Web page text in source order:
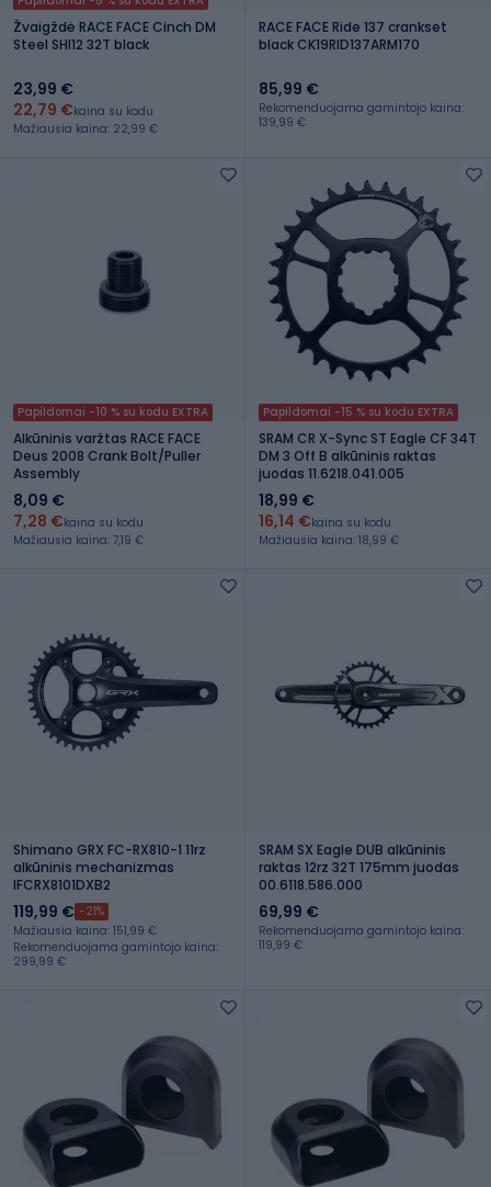
Žvaigždė RACE FACE Cinch DM
Steel SHI12 32T black
23,99 €
22,79 €kaina su kodu
Mažiausia kaina: 22,99 €
RACE FACE Ride 137 crankset
black CK19RID137ARM170
85,99 €
Rekomenduojama gamintojo kaina:
139,99 €
Papildomai -10 % su kodu EXTRA
Alkūninis varžtas RACE FACE
Deus 2008 Crank Bolt/Puller
Assembly
8,09 €
7,28 €kaina su kodu
Mažiausia kaina: 7,19 €
Papildomai -15 % su kodu EXTRA
SRAM CR X-Sync ST Eagle CF 34T
DM 3 Off B alkūninis raktas
juodas 11.6218.041.005
18,99 €
16,14 €kaina su kodu
Mažiausia kaina: 18,99 €
Shimano GRX FC-RX810-1 11rz
alkūninis mechanizmas
IFCRX8101DXB2
119,99 € -21%
Mažiausia kaina: 151,99 €
Rekomenduojama gamintojo kaina:
299,99 €
SRAM SX Eagle DUB alkūninis
raktas 12rz 32T 175mm juodas
00.6118.586.000
69,99 €
Rekomenduojama gamintojo kaina:
119,99 €